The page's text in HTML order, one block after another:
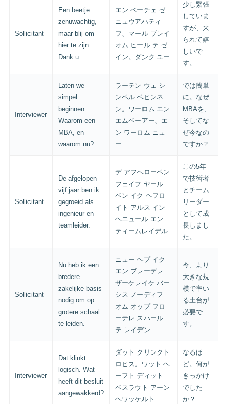
Sollicitant
Een beetje
zenuwachtig,
maar blij om
hier te zijn.
Dank u.
エン ベーチェ ゼ
ニュウアハティ
フ、マール ブレイ
オム ヒール テ ゼ
イン。ダンク ユー
少し緊張
していま
すが、来
られて嬉
しいで
す。
Interviewer
Laten we
simpel
beginnen.
Waarom een
MBA, en
waarom nu?
ラーテン ウェ シ
ンペル ベヒンネ
ン。ワーロム エン
エムベーアー、エ
ン ワーロム ニュ
ー
では簡単
に。なぜ
MBAを、
そしてな
ぜ今なの
ですか？
Sollicitant
De afgelopen
vijf jaar ben ik
gegroeid als
ingenieur en
teamleider.
デ アフヘローペン
フェイフ ヤール
ベン イク ヘフロ
イト アルス イン
ヘニュール エン
ティームレイデル
この5年
で技術者
とチーム
リーダー
として成
長しまし
た。
Sollicitant
Nu heb ik een
bredere
zakelijke basis
nodig om op
grotere schaal
te leiden.
ニュー ヘプ イク
エン ブレーデレ
ザーケレイケ バー
シス ノーディフ
オム オップ フロ
ーテレ スハール
テ レイデン
今、より
大きな規
模で率い
る土台が
必要で
す。
Interviewer
Dat klinkt
logisch. Wat
heeft dit besluit
aangewakkerd?
ダット クリンクト
ロヒス。ワット ヘ
ーフト ディット
ベスラウト アーン
ヘワッケルト
なるほ
ど。何が
きっかけ
でした
か？